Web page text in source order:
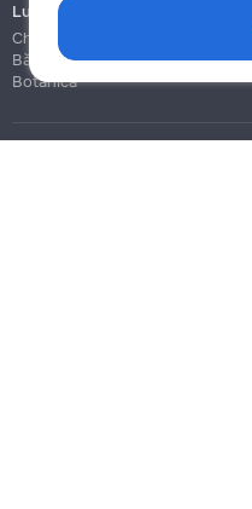
Lucrări de construcție și instalare
Chișinău
Bălți
Botanica